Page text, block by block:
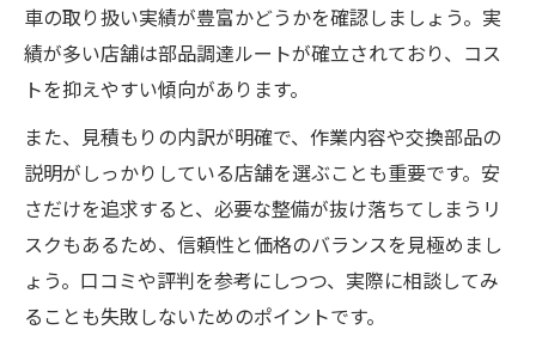
車の取り扱い実績が豊富かどうかを確認しましょう。実
績が多い店舗は部品調達ルートが確立されており、コス
トを抑えやすい傾向があります。
また、見積もりの内訳が明確で、作業内容や交換部品の
説明がしっかりしている店舗を選ぶことも重要です。安
さだけを追求すると、必要な整備が抜け落ちてしまうリ
スクもあるため、信頼性と価格のバランスを見極めまし
ょう。口コミや評判を参考にしつつ、実際に相談してみ
ることも失敗しないためのポイントです。